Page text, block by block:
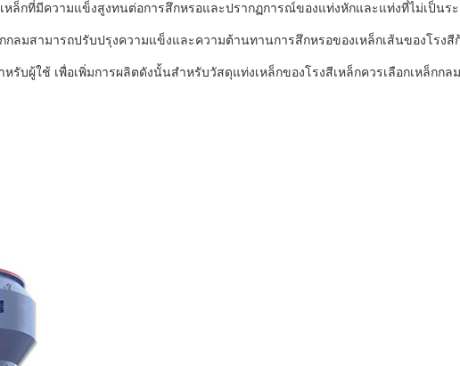
ล็กที่มีความแข็งสูงทนต่อการสึกหรอและปรากฏการณ์ของแท่งหักและแท่งที่ไม่เป็นระ
ลมสามารถปรับปรุงความแข็งและความต้านทานการสึกหรอของเหล็กเส้นของโรงสี
บผู้ใช้ เพื่อเพิ่มการผลิตดังนั้นสำหรับวัสดุแท่งเหล็กของโรงสีเหล็กควรเลือกเหล็กก